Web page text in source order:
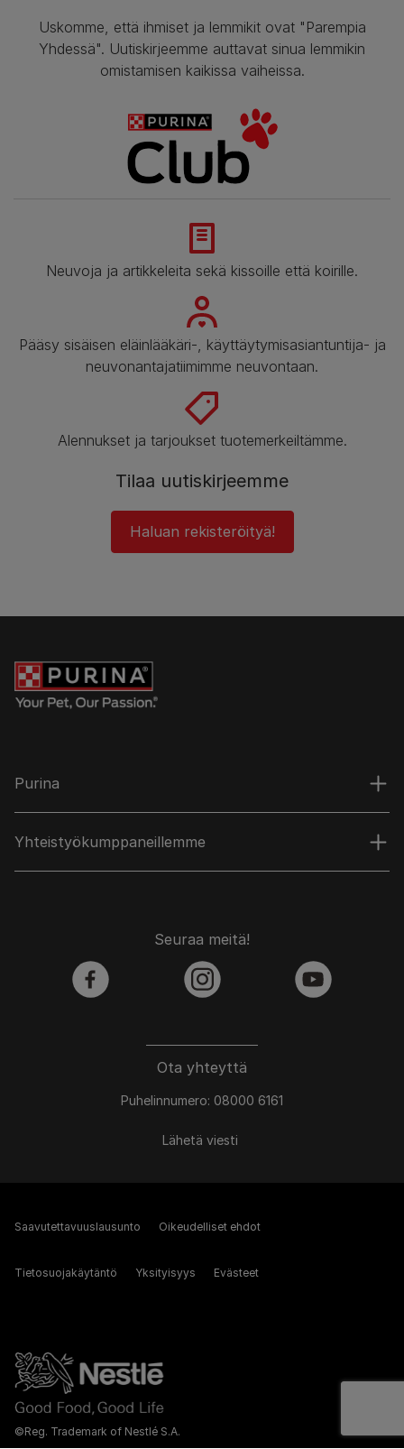
Uskomme, että ihmiset ja lemmikit ovat "Parempia
Yhdessä". Uutiskirjeemme auttavat sinua lemmikin
omistamisen kaikissa vaiheissa.
Neuvoja ja artikkeleita sekä kissoille että koirille.
Pääsy sisäisen eläinlääkäri-, käyttäytymisasiantuntija- ja
neuvonantajatiimimme neuvontaan.
Alennukset ja tarjoukset tuotemerkeiltämme.
Tilaa uutiskirjeemme
Haluan rekisteröityä!
Purina
Yhteistyökumppaneillemme
Ota yhteyttä
Puhelinnumero: 08000 6161
Lähetä viesti
Seuraa meitä!
facebook instagram youtube
©Reg. Trademark of Nestlé S.A.
Saavutettavuuslausunto Oikeudelliset ehdot
Tietosuojakäytäntö Yksityisyys Evästeet